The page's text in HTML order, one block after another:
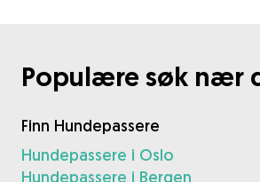
Populære søk nær
Finn Hundepassere
Hundepassere i Oslo
Hundepassere i Bergen